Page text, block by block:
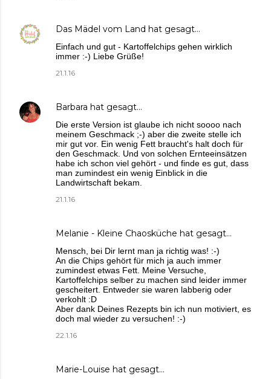
Das Mädel vom Land hat gesagt…
Einfach und gut - Kartoffelchips gehen wirklich
immer :-) Liebe Grüße!
21.1.16
Barbara hat gesagt…
Die erste Version ist glaube ich nicht soooo nach
meinem Geschmack ;-) aber die zweite stelle ich
mir gut vor. Ein wenig Fett braucht's halt doch für
den Geschmack. Und von solchen Ernteeinsätzen
habe ich schon viel gehört - und finde es gut, dass
man zumindest ein wenig Einblick in die
Landwirtschaft bekam.
21.1.16
Melanie - Kleine Chaosküche hat gesagt…
Mensch, bei Dir lernt man ja richtig was! :-)
An die Chips gehört für mich ja auch immer
zumindest etwas Fett. Meine Versuche,
Kartoffelchips selber zu machen sind leider immer
gescheitert. Entweder sie waren labberig oder
verkohlt :D
Aber dank Deines Rezepts bin ich nun motiviert, es
doch mal wieder zu versuchen! :-)
22.1.16
Marie-Louise hat gesagt…